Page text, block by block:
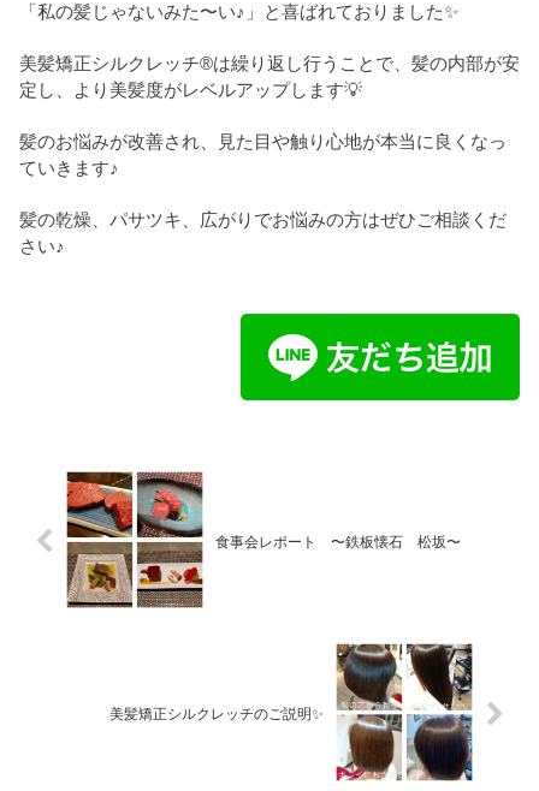
「私の髪じゃないみた〜い♪」と喜ばれておりました✨
美髪矯正シルクレッチ®は繰り返し行うことで、髪の内部が安
定し、より美髪度がレベルアップします💡
髪のお悩みが改善され、見た目や触り心地が本当に良くなっ
ていきます♪
髪の乾燥、パサツキ、広がりでお悩みの方はぜひご相談くだ
さい♪
食事会レポート 〜鉄板懐石 松坂〜
美髪矯正シルクレッチのご説明✨